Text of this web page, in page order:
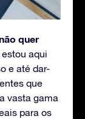
quer
aqui
e até dar-
que
vasta gama
para os